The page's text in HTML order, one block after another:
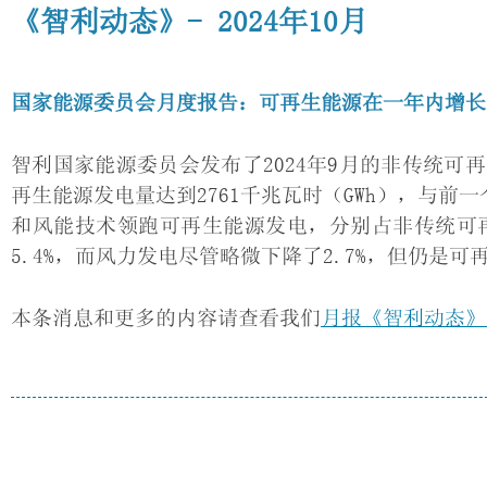
《智利动态》- 2024年10月
国家能源委员会月度报告：可再生能源在一年内增
智利国家能源委员会发布了2024年9月的非传统可
再生能源发电量达到2761千兆瓦时（GWh），与前
和风能技术领跑可再生能源发电，分别占非传统
5.4%，而风力发电尽管略微下降了2.7%，但仍是可
本条消息和更多的内容请查看我们 月报《智利动态